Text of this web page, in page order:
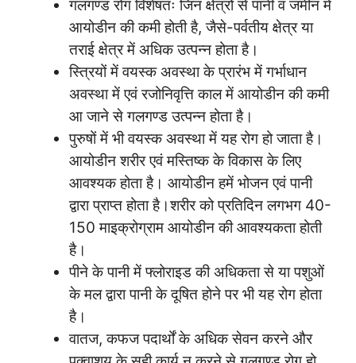
गलगण्ड रोग विशेषतः जिन क्षेत्रों से पानी व जमीन में
आयोडीन की कमी होती है, जैसे-पर्वतीय क्षेत्र या
तराई क्षेत्र में अधिक उत्पन्न होता है।
स्त्रियों में वयस्क अवस्था के प्रारंभ में गर्भाधान
अवस्था में एवं रजोनिवृत्ति काल में आयोडीन की कमी
आ जाने से गलगण्ड उत्पन्न होता है।
पुरुषों में भी वयस्क अवस्था में यह रोग हो जाता है।
आयोडीन शरीर एवं मस्तिष्क के विकास के लिए
आवश्यक होता है। आयोडीन हमें भोजन एवं पानी
द्वारा प्राप्त होता है।शरीर को प्रतिदिन लगभग 40-
150 माइक्रोग्राम आयोडीन की आवश्यकता होती
है।
पीने के पानी में फ्लोराइड की अधिकता से या पशुओं
के मल द्वारा पानी के दूषित होने पर भी यह रोग होता
है।
वातज, कफज पदार्थों के अधिक सेवन करने और